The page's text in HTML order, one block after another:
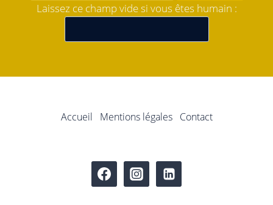
Laissez ce champ vide si vous êtes humain :
Accueil Mentions légales Contact